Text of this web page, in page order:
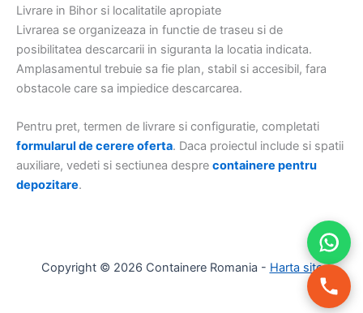
Livrare in Bihor si localitatile apropiate
Livrarea se organizeaza in functie de traseu si de
posibilitatea descarcarii in siguranta la locatia indicata.
Amplasamentul trebuie sa fie plan, stabil si accesibil, fara
obstacole care sa impiedice descarcarea.
Pentru pret, termen de livrare si configuratie, completati
formularul de cerere oferta. Daca proiectul include si spatii
auxiliare, vedeti si sectiunea despre containere pentru
depozitare.
Copyright © 2026 Containere Romania - Harta site